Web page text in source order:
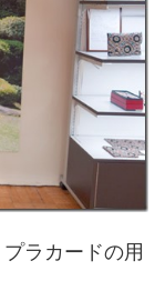
ラカードの用